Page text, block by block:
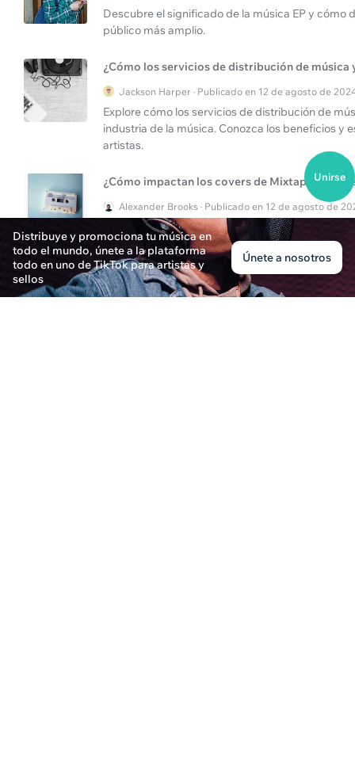
Descubre el significado de la música EP y cómo
público más amplio.
¿Cómo los servicios de distribución de
Jackson Harper · Publicado en 12 de agosto de
Explore cómo los servicios de distribución de
industria de la música. Conozca los beneficios
artistas.
¿Cómo impactan los covers de Mixtape en la
Alexander Brooks · Publicado en 12 de agosto de
Explore la importancia de las portadas de
cómo las portadas de calidad y la distribución
¿Por qué Google busca una canción puede no
Distribuye y promociona tu música en
todo el mundo, únete a la plataforma
todo en uno de TikTok para artistas y
sellos
Únete a nosotros
Unirse